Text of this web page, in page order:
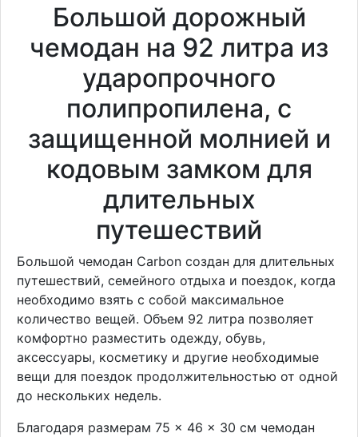
Большой дорожный
чемодан на 92 литра из
ударопрочного
полипропилена, с
защищенной молнией и
кодовым замком для
длительных
путешествий
Большой чемодан Carbon создан для длительных
путешествий, семейного отдыха и поездок, когда
необходимо взять с собой максимальное
количество вещей. Объем 92 литра позволяет
комфортно разместить одежду, обувь,
аксессуары, косметику и другие необходимые
вещи для поездок продолжительностью от одной
до нескольких недель.
Благодаря размерам 75 × 46 × 30 см чемодан